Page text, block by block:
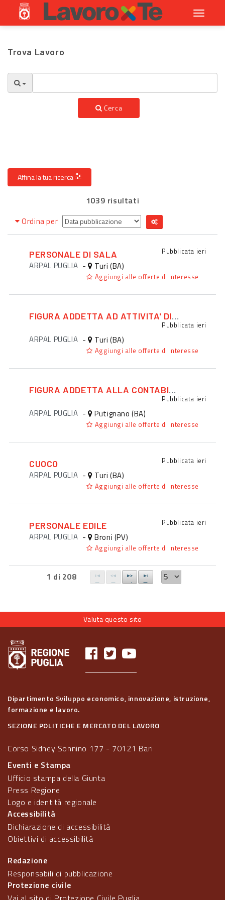
Toggle
Trova Lavoro
Cerca
Affina la tua ricerca
1039 risultati
Ordina per
PERSONALE DI SALA Pubblicata ieri
ARPAL PUGLIA - Turi (BA)
Aggiungi alle offerte di interesse
FIGURA ADDETTA AD ATTIVITA' DI PROMOZIONE ED EVENTI
Pubblicata ieri
ARPAL PUGLIA - Turi (BA)
Aggiungi alle offerte di interesse
FIGURA ADDETTA ALLA CONTABILITA'
Pubblicata ieri
ARPAL PUGLIA - Putignano (BA)
Aggiungi alle offerte di interesse
CUOCO Pubblicata ieri
ARPAL PUGLIA - Turi (BA)
Aggiungi alle offerte di interesse
PERSONALE EDILE Pubblicata ieri
ARPAL PUGLIA - Broni (PV)
Aggiungi alle offerte di interesse
1 di 208
Valuta questo sito
Dipartimento Sviluppo economico, innovazione, istruzione,
formazione e lavoro.
SEZIONE POLITICHE E MERCATO DEL LAVORO
Corso Sidney Sonnino 177 - 70121 Bari
Eventi e Stampa
Ufficio stampa della Giunta
Press Regione
Logo e identità regionale
Accessibilità
Dichiarazione di accessibilità
Obiettivi di accessibilità
Redazione
Responsabili di pubblicazione
Protezione civile